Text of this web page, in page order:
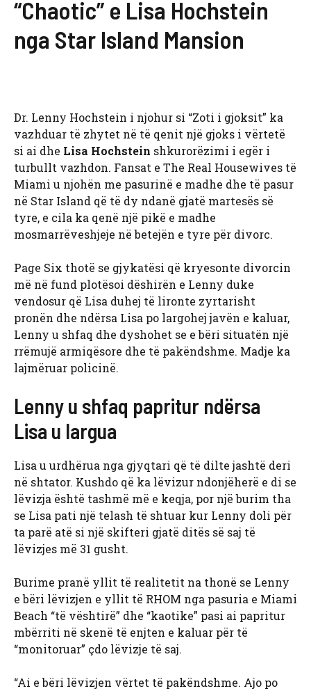
“Chaotic” e Lisa Hochstein
nga Star Island Mansion
Dr. Lenny Hochstein i njohur si “Zoti i gjoksit” ka
vazhduar të zhytet në të qenit një gjoks i vërtetë
si ai dhe Lisa Hochstein shkurorëzimi i egër i
turbullt vazhdon. Fansat e The Real Housewives të
Miami u njohën me pasurinë e madhe dhe të pasur
në Star Island që të dy ndanë gjatë martesës së
tyre, e cila ka qenë një pikë e madhe
mosmarrëveshjeje në betejën e tyre për divorc.
Page Six thotë se gjykatësi që kryesonte divorcin
më në fund plotësoi dëshirën e Lenny duke
vendosur që Lisa duhej të lironte zyrtarisht
pronën dhe ndërsa Lisa po largohej javën e kaluar,
Lenny u shfaq dhe dyshohet se e bëri situatën një
rrëmujë armiqësore dhe të pakëndshme. Madje ka
lajmëruar policinë.
Lenny u shfaq papritur ndërsa
Lisa u largua
Lisa u urdhërua nga gjyqtari që të dilte jashtë deri
në shtator. Kushdo që ka lëvizur ndonjëherë e di se
lëvizja është tashmë më e keqja, por një burim tha
se Lisa pati një telash të shtuar kur Lenny doli për
ta parë atë si një skifteri gjatë ditës së saj të
lëvizjes më 31 gusht.
Burime pranë yllit të realitetit na thonë se Lenny
e bëri lëvizjen e yllit të RHOM nga pasuria e Miami
Beach “të vështirë” dhe “kaotike” pasi ai papritur
mbërriti në skenë të enjten e kaluar për të
“monitoruar” çdo lëvizje të saj.
“Ai e bëri lëvizjen vërtet të pakëndshme. Ajo po